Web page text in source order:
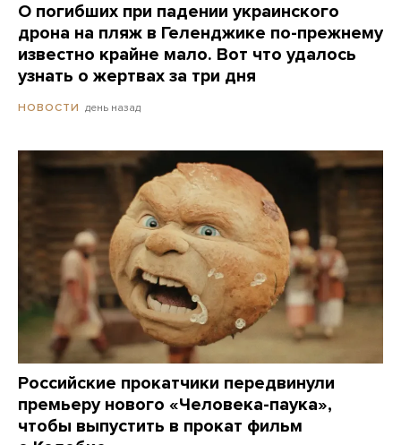
О погибших при падении украинского
дрона на пляж в Геленджике по-прежнему
известно крайне мало. Вот что удалось
узнать о жертвах за три дня
НОВОСТИ день назад
Российские прокатчики передвинули
премьеру нового «Человека-паука»,
чтобы выпустить в прокат фильм